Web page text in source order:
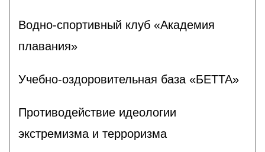
Водно-спортивный клуб «Академия
плавания»
Учебно-оздоровительная база «БЕТТА»
Противодействие идеологии
экстремизма и терроризма